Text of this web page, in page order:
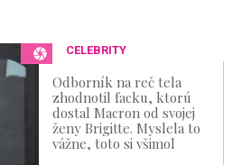
CELEBRITY
Odborník na reč tela
zhodnotil facku, ktorú
dostal Macron od svojej
ženy Brigitte. Myslela to
vážne, toto si všimol